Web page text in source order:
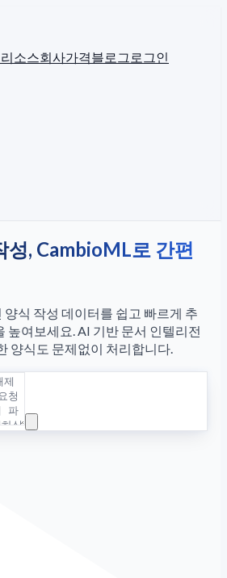
리소스회사가격블로그 로그인
성, CambioML로 간편
식 작성 데이터를 쉽고 빠르게 추
높여보세요. AI 기반 문서 인텔리전
양식도 문제없이 처리합니다.